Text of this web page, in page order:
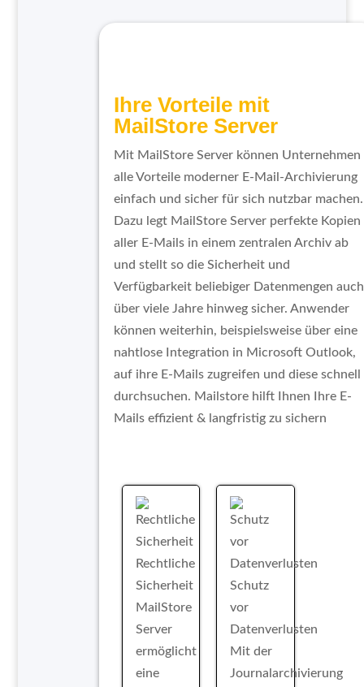
Ihre Vorteile mit
MailStore Server
Mit MailStore Server können Unternehmen
alle Vorteile moderner E-Mail-Archivierung
einfach und sicher für sich nutzbar machen.
Dazu legt MailStore Server perfekte Kopien
aller E-Mails in einem zentralen Archiv ab
und stellt so die Sicherheit und
Verfügbarkeit beliebiger Datenmengen auch
über viele Jahre hinweg sicher. Anwender
können weiterhin, beispielsweise über eine
nahtlose Integration in Microsoft Outlook,
auf ihre E-Mails zugreifen und diese schnell
durchsuchen. Mailstore hilft Ihnen Ihre E-
Mails effizient & langfristig zu sichern
Rechtliche
Sicherheit
MailStore
Server
ermöglicht
eine
Schutz
vor
Datenverlusten
Mit der
Journalarchivierung